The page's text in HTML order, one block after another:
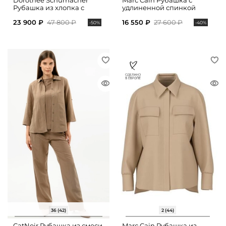
Рубашка из хлопка с
23 900 ₽ 47 800 ₽ -50%
удлиненной спинкой
16 550 ₽ 27 600 ₽ -40%
36 (42) 2 (44)